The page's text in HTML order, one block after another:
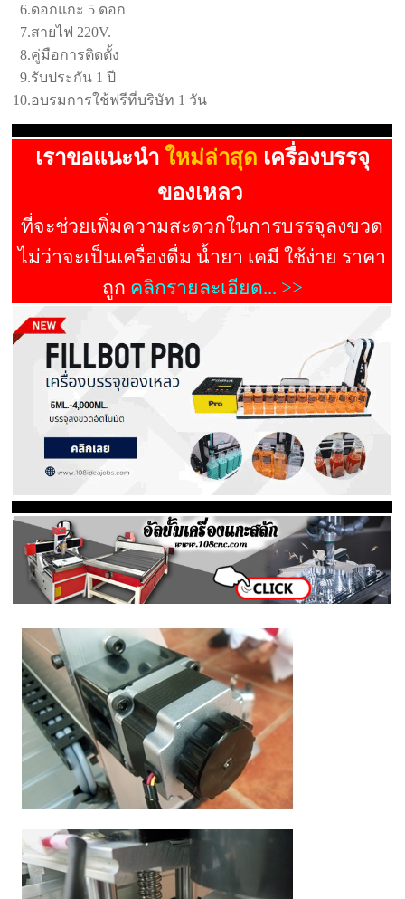
6.ดอกแกะ 5 ดอก
7.สายไฟ 220V.
8.คู่มือการติดตั้ง
9.รับประกัน 1 ปี
10.อบรมการใช้ฟรีที่บริษัท 1 วัน
เราขอแนะนำ ใหม่ล่าสุด เครื่องบรรจุ
ของเหลว
ที่จะช่วยเพิ่มความสะดวกในการบรรจุลงขวด
ไม่ว่าจะเป็นเครื่องดื่ม น้ำยา เคมี ใช้ง่าย ราคา
ถูก คลิกรายละเอียด... >>